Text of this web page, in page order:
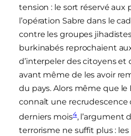
tension : le sort réservé aux
l’opération Sabre dans le
contre les groupes
burkinabés reprochaient
d’interpeler des citoyens et
avant même de les avoir
du pays. Alors même que le
connaît une recrudescence
derniers mois4, l’argument
terrorisme ne suffit plus : les